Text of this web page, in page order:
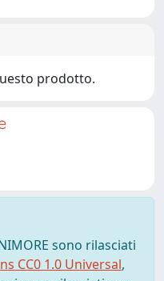
prodotto.
sono rilasciati
CC0 1.0 Universal,